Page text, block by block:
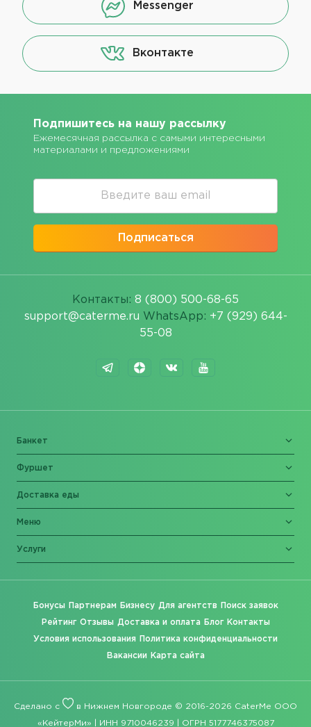
Messenger
Вконтакте
Подпишитесь на нашу рассылку
Ежемесячная рассылка с самыми интересными
материалами и предложениями
Подписаться
Контакты: 8 (800) 500-68-65
support@caterme.ru WhatsApp: +7 (929) 644-
55-08
Банкет
Фуршет
Доставка еды
Меню
Услуги
Бонусы Партнерам Бизнесу Для агентств Поиск заявок
Рейтинг Отзывы Доставка и оплата Блог Контакты
Условия использования Политика конфиденциальности
Вакансии Карта сайта
Сделано с в Нижнем Новгороде © 2016-2026 CaterMe ООО
«КейтерМи» | ИНН 9710046239 | ОГРН 5177746375087